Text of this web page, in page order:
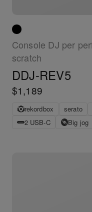
Console DJ per
scratch
DDJ-REV5
$1,189
rekordbox serato
2 USB-C
Big jog